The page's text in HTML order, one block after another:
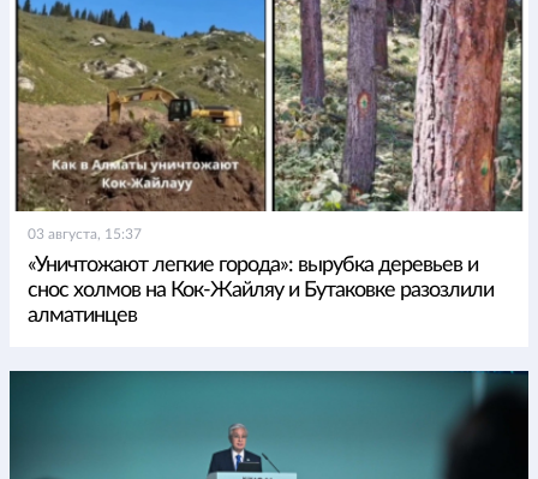
03 августа, 15:37
«Уничтожают легкие города»: вырубка деревьев и
снос холмов на Кок-Жайляу и Бутаковке разозлили
алматинцев